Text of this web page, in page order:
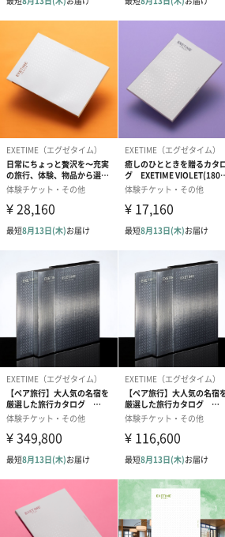
『忘年会や歓送迎会等で行われる抽選景
『周年記念の特典商品に』
『長年お勤めを終えた方へ退職記念品にも』
様々なお祝いやお礼に、豊富なラインナッ
いかがでしょうか。
商品詳細情報
外装サイズ
190mm×263mm×32mm
申し込み期間
出荷日より180日期限
カタログの中
身
・カタログ冊子
・お申込用利用案内
・専用スリーブケース
カタログの申
し込み方法
セットに同梱されておりま
ガキよりご希望内容を記入
商品オプション情
包装